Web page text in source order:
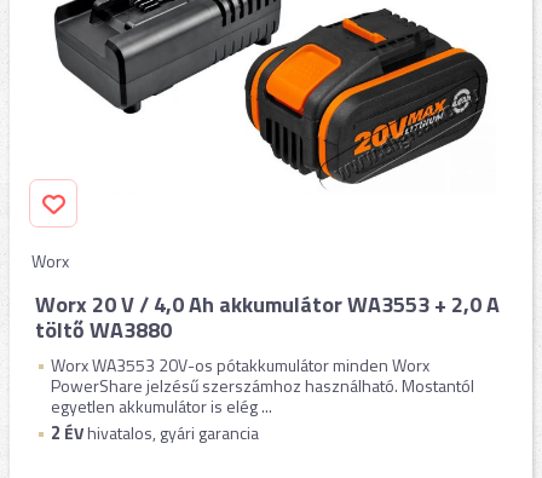
Worx
Worx 20 V / 4,0 Ah akkumulátor WA3553 + 2,0 A
töltő WA3880
Worx WA3553 20V-os pótakkumulátor minden Worx
PowerShare jelzésű szerszámhoz használható. Mostantól
egyetlen akkumulátor is elég ...
2 ÉVhivatalos, gyári garancia